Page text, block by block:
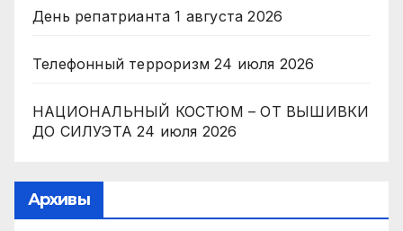
День репатрианта 1 августа 2026
Телефонный терроризм 24 июля 2026
НАЦИОНАЛЬНЫЙ КОСТЮМ – ОТ ВЫШИВКИ
ДО СИЛУЭТА 24 июля 2026
Архивы